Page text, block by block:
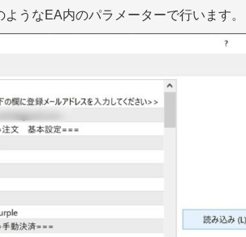
うなEA内のパラメーターで行います。